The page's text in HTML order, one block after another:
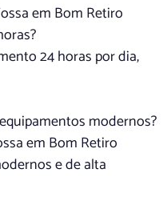
em Bom Retiro
24 horas por dia,
modernos?
em Bom Retiro
e de alta